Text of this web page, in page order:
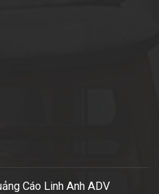
Cáo Linh Anh ADV